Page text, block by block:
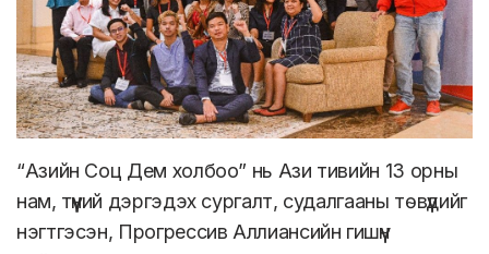
“Азийн Соц Дем холбоо” нь Ази тивийн 13 орны
нам, түүний дэргэдэх сургалт, судалгааны төвүүдийг
нэгтгэсэн, Прогрессив Аллиансийн гишүүн